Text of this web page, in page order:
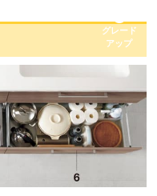
グレード
アップ